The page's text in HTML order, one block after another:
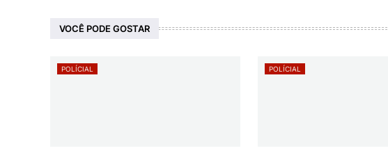
VOCÊ PODE GOSTAR
POLÍCIAL POLÍCIAL